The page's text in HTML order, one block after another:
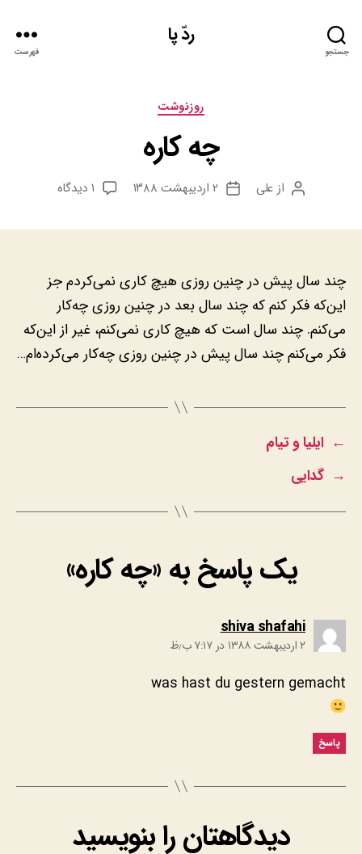
جستجو
ردّ پا
فهرست
دسته‌ها
روزنوشت
چه کاره
نویسنده
از علی
تاریخ
۲ اردیبهشت ۱۳۸۸ ۱ دیدگاه
برای
چند سال پیش در چنین روزی هیچ کاری نمی‌کردم جز
این‌که فکر کنم که چند سال بعد در چنین روزی چه‌کار
می‌کنم. چند سال است که هیچ کاری نمی‌کنم، غیر از این‌که
فکر می‌کنم چند سال پیش در چنین روزی چه‌کار می‌کرده‌ام…
← ایلیا و تیام
→ گدایی
یک پاسخ به «چه کاره»
shiva shafahi
۲ اردیبهشت ۱۳۸۸ در ۷:۱۷ ب٫ظ
was hast du gestern gemacht
پاسخ
دیدگاهتان را بنویسید